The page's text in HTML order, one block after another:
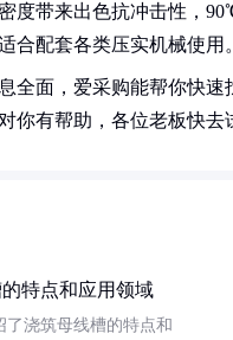
密度带来出色抗冲击性，
合配套各类压实机械使用。
全面，爱采购能帮你快速
你有帮助，各位老板快去
特点和应用领域
了浇筑母线槽的特点和